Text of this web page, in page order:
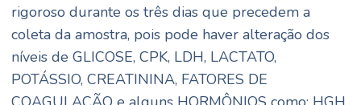
rigoroso durante os três dias que precedem a
coleta da amostra, pois pode haver alteração dos
níveis de GLICOSE, CPK, LDH, LACTATO,
POTÁSSIO, CREATININA, FATORES DE